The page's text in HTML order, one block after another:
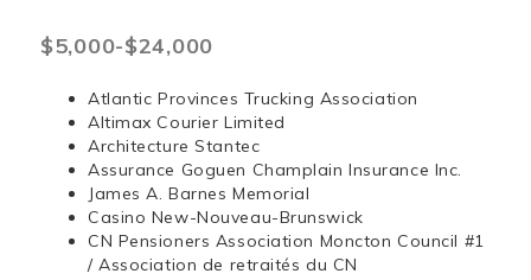
$5,000-$24,000
Atlantic Provinces Trucking Association
Altimax Courier Limited
Architecture Stantec
Assurance Goguen Champlain Insurance Inc.
James A. Barnes Memorial
Casino New-Nouveau-Brunswick
CN Pensioners Association Moncton Council #1
/ Association de retraités du CN